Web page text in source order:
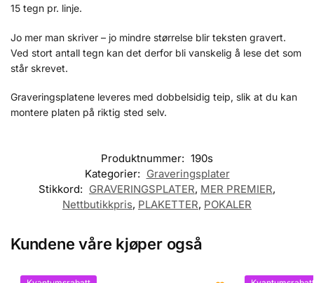
15 tegn pr. linje.
Jo mer man skriver – jo mindre størrelse blir teksten gravert.
Ved stort antall tegn kan det derfor bli vanskelig å lese det som
står skrevet.
Graveringsplatene leveres med dobbelsidig teip, slik at du kan
montere platen på riktig sted selv.
Produktnummer: 190s
Kategorier: Graveringsplater
Stikkord: GRAVERINGSPLATER, MER PREMIER,
Nettbutikkpris, PLAKETTER, POKALER
Kundene våre kjøper også